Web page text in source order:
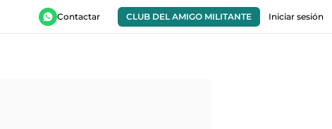
Contactar CLUB DEL AMIGO MILITANTE Iniciar sesión